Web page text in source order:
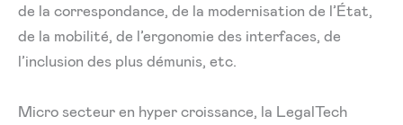
de la correspondance, de la modernisation de l’État,
de la mobilité, de l’ergonomie des interfaces, de
l’inclusion des plus démunis, etc.
Micro secteur en hyper croissance, la LegalTech